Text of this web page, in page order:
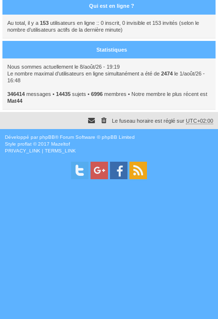
Qui est en ligne ?
Au total, il y a 153 utilisateurs en ligne :: 0 inscrit, 0 invisible et 153 invités (selon le
nombre d’utilisateurs actifs de la dernière minute)
Statistiques
Nous sommes actuellement le 8/août/26 - 19:19
Le nombre maximal d’utilisateurs en ligne simultanément a été de 2474 le 1/août/26 -
16:48
346414 messages • 14435 sujets • 6996 membres • Notre membre le plus récent est
Mat44
Le fuseau horaire est réglé sur UTC+02:00
Développé par phpBB® Forum Software © phpBB Limited
Style proflat © 2017 Mazeltof
PRIVACY_LINK | TERMS_LINK